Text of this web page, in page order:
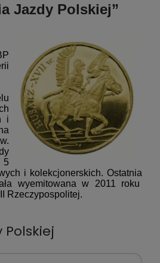
Jazdy Polskiej”
i
i kolekcjonerskich. Ostatnia
wyemitowana w 2011 roku
Rzeczypospolitej.
Polskiej